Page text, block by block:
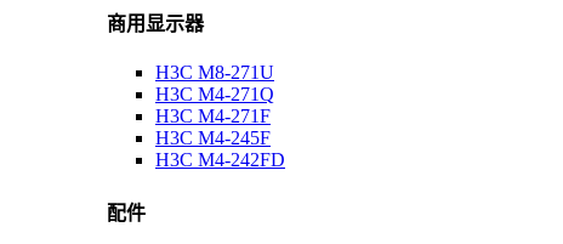
商用显示器
H3C M8-271U
H3C M4-271Q
H3C M4-271F
H3C M4-245F
H3C M4-242FD
配件